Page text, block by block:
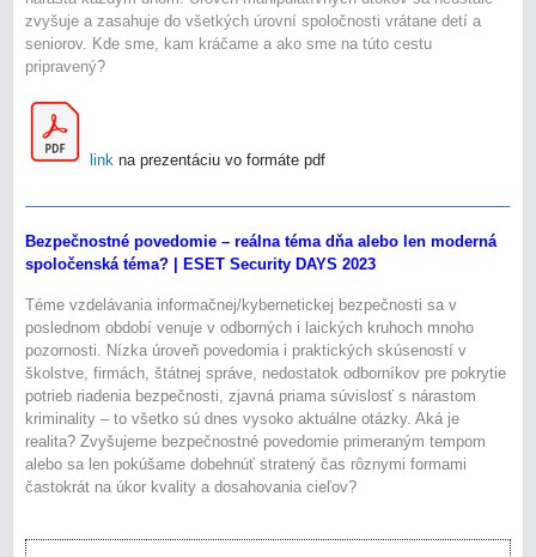
zvyšuje a zasahuje do všetkých úrovní spoločnosti vrátane detí a
seniorov. Kde sme, kam kráčame a ako sme na túto cestu
pripravený?
link na prezentáciu vo formáte pdf
Bezpečnostné povedomie – reálna téma dňa alebo len moderná
spoločenská téma? | ESET Security DAYS 2023
Téme vzdelávania informačnej/kybernetickej bezpečnosti sa v
poslednom období venuje v odborných i laických kruhoch mnoho
pozornosti. Nízka úroveň povedomia i praktických skúseností v
školstve, firmách, štátnej správe, nedostatok odborníkov pre pokrytie
potrieb riadenia bezpečnosti, zjavná priama súvislosť s nárastom
kriminality – to všetko sú dnes vysoko aktuálne otázky. Aká je
realita? Zvyšujeme bezpečnostné povedomie primeraným tempom
alebo sa len pokúšame dobehnúť stratený čas rôznymi formami
častokrát na úkor kvality a dosahovania cieľov?